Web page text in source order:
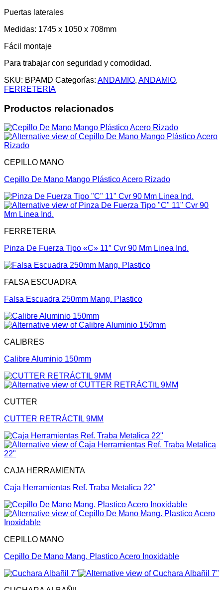
Puertas laterales
Medidas: 1745 x 1050 x 708mm
Fácil montaje
Para trabajar con seguridad y comodidad.
SKU: BPAMD Categorías: ANDAMIO, ANDAMIO,
FERRETERIA
Productos relacionados
CEPILLO MANO
Cepillo De Mano Mango Plástico Acero Rizado
FERRETERIA
Pinza De Fuerza Tipo «C» 11″ Cvr 90 Mm Linea Ind.
FALSA ESCUADRA
Falsa Escuadra 250mm Mang. Plastico
CALIBRES
Calibre Aluminio 150mm
CUTTER
CUTTER RETRÁCTIL 9MM
CAJA HERRAMIENTA
Caja Herramientas Ref. Traba Metalica 22″
CEPILLO MANO
Cepillo De Mano Mang. Plastico Acero Inoxidable